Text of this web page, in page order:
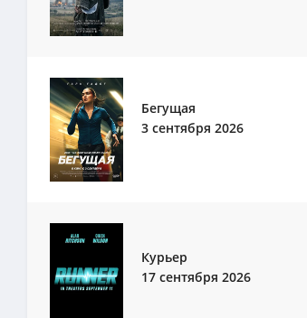
Бегущая
3 сентября 2026
Курьер
17 сентября 2026